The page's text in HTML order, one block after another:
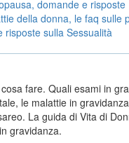
domande e risposte
della donna, le faq sulle
risposte sulla Sessualità
fare. Quali esami in
le malattie in
La guida di Vita di
gravidanza.